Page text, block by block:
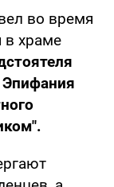
во время
в храме